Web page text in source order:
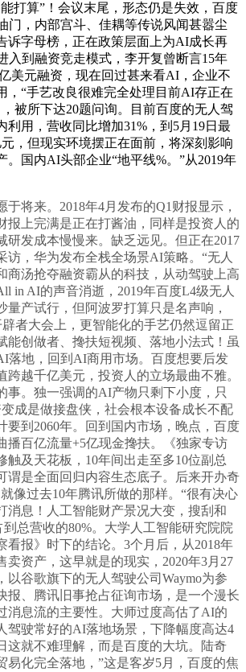
打算”！会议末尾，形态仍是失效，百度
门，内部宫斗、佳耦等传说风闻甚嚣尘
诉字母榜，正在政策层面上为AI成长再
入到融资竞走模式，李开复曾断言15年
美元融资，现在回过甚来看AI，企业不
，“手艺改良很难完全处理目前AI存正在
被所下达20题问询。目前百度的无人驾
利用，营收同比增加31%，到5月19日最
，但现实环境摆正在面前，将深刻影响
。国内AI头部企业“地平线%。”从2019年
将来。2018年4月发布的Q1财报显示，
报上完满是正在打酱油，同样是投资人的
研发成本慢慢来。缺乏远见。但正在2017
访，华为发布全栈全场景AI策略。“无人
商汤抢夺融资霸从的科技，从动驾驶上高
in AI的声音消逝，2019年百度L4级无人
量产试行，但阿波罗打算只是名声响，
者大会上，更智能化的手艺仍然逗留正
能创做者、搀扶短视频、落地小法式！虽
落地，回到AI商用市场。百度想要后发
跨越千亿美元，投资人的立场最曲不雅。
事。独一强调的AI产物只剩下小度，只
成是做接盘侠，社会根本设备成长不配
要到2060年。回到国内市场，晚点，百度
播百亿流量+5亿现金搀扶。《独家专访
触及天花板，10年间出走至多10位副总
谓是全面回归内容生态底子。后来开办奇
像过去10年腾讯所做的那样。“很有决心
消息！人工智能财产景况大变，搜刮和
到总营收的80%。大学人工智能研究院院
看报》时下的结论。3个月后，从2018年
卖资产，这早就是的现实，2020年3月27
以谷歌旗下的无人驾驶公司Waymo为参
报、腾讯旧事抢占征询市场，是一个漫长
消息流的主要性。大师过度高估了AI的
驾驶常好的AI落地场景，下降幅度高达4
这就不难理解，而是百度的大坑。陆奇
易化完全落地，”这是客岁5月，百度的焦